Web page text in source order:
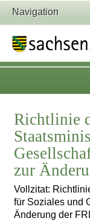
Navigation
Richtlinie
zur
Vollzitat:
für Soziales und
Änderung der